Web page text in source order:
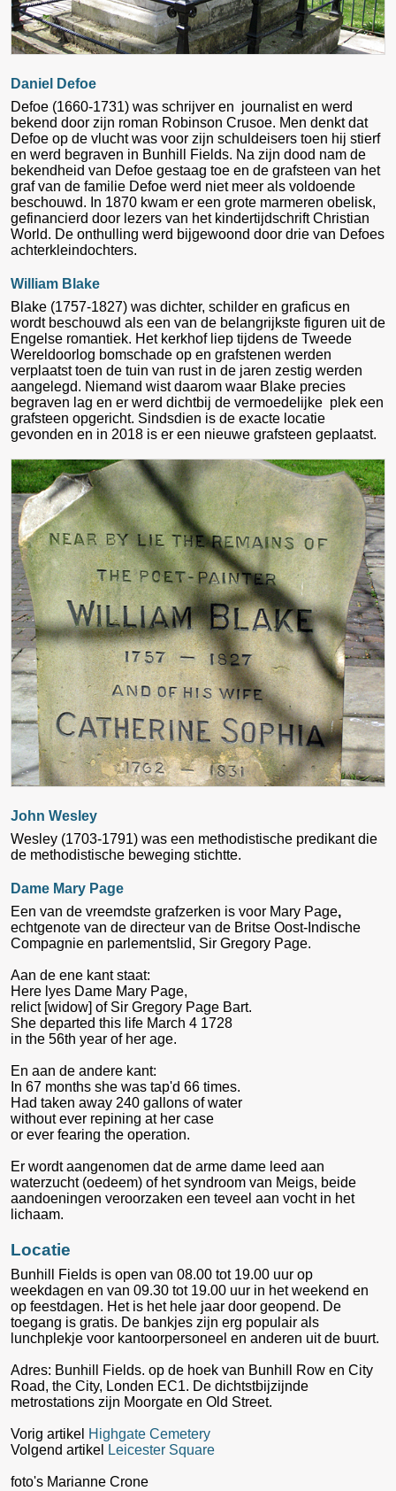
Daniel Defoe
Defoe (1660-1731) was schrijver en journalist en werd
bekend door zijn roman Robinson Crusoe. Men denkt dat
Defoe op de vlucht was voor zijn schuldeisers toen hij stierf
en werd begraven in Bunhill Fields. Na zijn dood nam de
bekendheid van Defoe gestaag toe en de grafsteen van het
graf van de familie Defoe werd niet meer als voldoende
beschouwd. In 1870 kwam er een grote marmeren obelisk,
gefinancierd door lezers van het kindertijdschrift Christian
World. De onthulling werd bijgewoond door drie van Defoes
achterkleindochters.
William Blake
Blake (1757-1827) was dichter, schilder en graficus en
wordt beschouwd als een van de belangrijkste figuren uit de
Engelse romantiek. Het kerkhof liep tijdens de Tweede
Wereldoorlog bomschade op en grafstenen werden
verplaatst toen de tuin van rust in de jaren zestig werden
aangelegd. Niemand wist daarom waar Blake precies
begraven lag en er werd dichtbij de vermoedelijke plek een
grafsteen opgericht. Sindsdien is de exacte locatie
gevonden en in 2018 is er een nieuwe grafsteen geplaatst.
John Wesley
Wesley (1703-1791) was een methodistische predikant die
de methodistische beweging stichtte.
Dame Mary Page
Een van de vreemdste grafzerken is voor Mary Page,
echtgenote van de directeur van de Britse Oost-Indische
Compagnie en parlementslid, Sir Gregory Page.
Aan de ene kant staat:
Here lyes Dame Mary Page,
relict [widow] of Sir Gregory Page Bart.
She departed this life March 4 1728
in the 56th year of her age.
En aan de andere kant:
In 67 months she was tap'd 66 times.
Had taken away 240 gallons of water
without ever repining at her case
or ever fearing the operation.
Er wordt aangenomen dat de arme dame leed aan
waterzucht (oedeem) of het syndroom van Meigs, beide
aandoeningen veroorzaken een teveel aan vocht in het
lichaam.
Locatie
Bunhill Fields is open van 08.00 tot 19.00 uur op
weekdagen en van 09.30 tot 19.00 uur in het weekend en
op feestdagen. Het is het hele jaar door geopend. De
toegang is gratis. De bankjes zijn erg populair als
lunchplekje voor kantoorpersoneel en anderen uit de buurt.
Adres: Bunhill Fields. op de hoek van Bunhill Row en City
Road, the City, Londen EC1. De dichtstbijzijnde
metrostations zijn Moorgate en Old Street.
Vorig artikel Highgate Cemetery
Volgend artikel
Leicester Square
foto's Marianne Crone